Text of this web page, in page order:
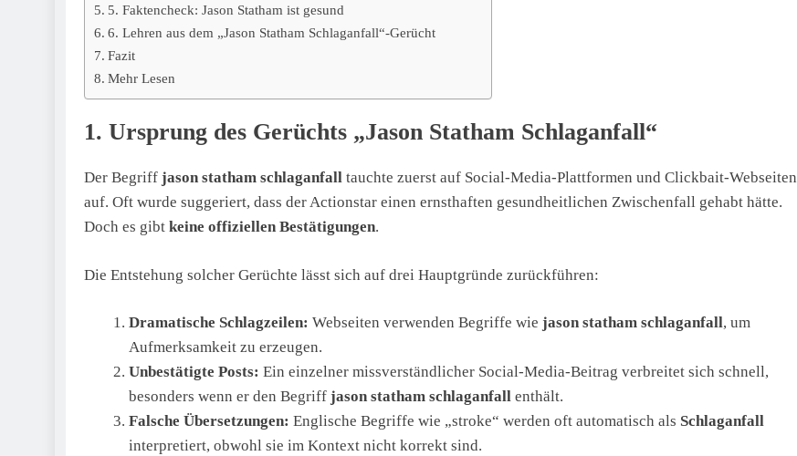
5. Faktencheck: Jason Statham ist gesund
6. Lehren aus dem „Jason Statham Schlaganfall“-Gerücht
Fazit
Mehr Lesen
1. Ursprung des Gerüchts „Jason Statham Schlaganfall“
Der Begriff jason statham schlaganfall tauchte zuerst auf Social-Media-Plattformen und Clickbait-Webseiten
auf. Oft wurde suggeriert, dass der Actionstar einen ernsthaften gesundheitlichen Zwischenfall gehabt hätte.
Doch es gibt keine offiziellen Bestätigungen.
Die Entstehung solcher Gerüchte lässt sich auf drei Hauptgründe zurückführen:
Dramatische Schlagzeilen: Webseiten verwenden Begriffe wie jason statham schlaganfall, um
Aufmerksamkeit zu erzeugen.
Unbestätigte Posts: Ein einzelner missverständlicher Social-Media-Beitrag verbreitet sich schnell,
besonders wenn er den Begriff jason statham schlaganfallenthält.
Falsche Übersetzungen: Englische Begriffe wie „stroke“ werden oft automatisch als Schlaganfall
interpretiert, obwohl sie im Kontext nicht korrekt sind.